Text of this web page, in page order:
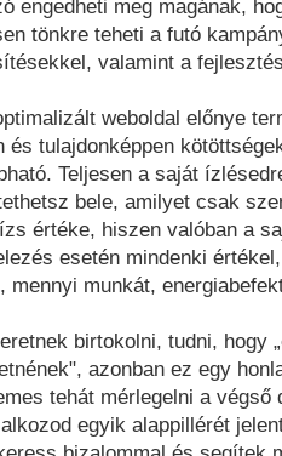
engedheti meg magának,
tönkre teheti a futó
valamint a
weboldal előnye
és tulajdonképpen
Teljesen a saját
bele, amilyet csak
értéke, hiszen valóban a
esetén mindenki
mennyi munkát,
birtokolni, tudni, hogy
azonban ez egy
tehát mérlegelni a végső
egyik alappillérét